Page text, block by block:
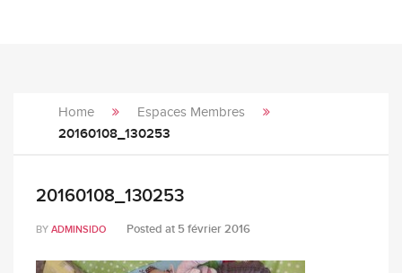
Home Espaces Membres
20160108_130253
20160108_130253
BY ADMINSIDO Posted at 5 février 2016